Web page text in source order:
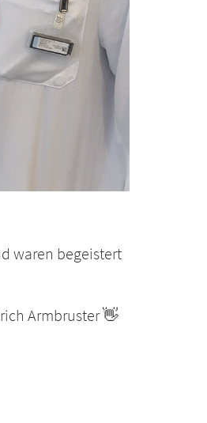
waren begeistert
Armbruster 👋